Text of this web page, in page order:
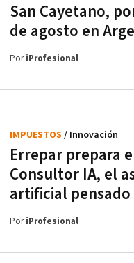
San Cayetano,
de agosto en
PoriProfesional
Errepar prepara
Consultor IA, el
artificial
IMPUESTOS / Innovación
PoriProfesional